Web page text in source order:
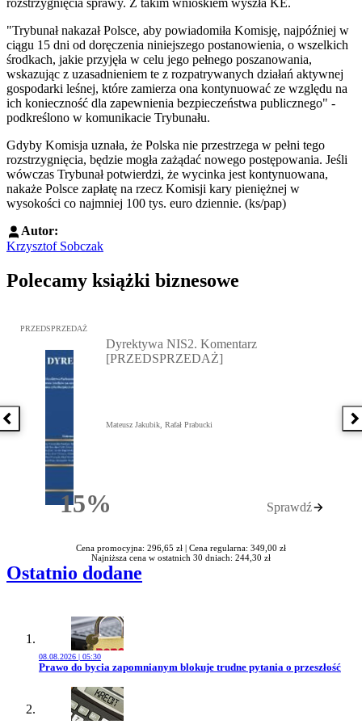
"Trybunał nakazał Polsce, aby powiadomiła Komisję, najpóźniej w
ciągu 15 dni od doręczenia niniejszego postanowienia, o wszelkich
środkach, jakie przyjęła w celu jego pełnego poszanowania,
wskazując z uzasadnieniem te z rozpatrywanych działań aktywnej
gospodarki leśnej, które zamierza ona kontynuować ze względu na
ich konieczność dla zapewnienia bezpieczeństwa publicznego" -
podkreślono w komunikacie Trybunału.
Gdyby Komisja uznała, że Polska nie przestrzega w pełni tego
rozstrzygnięcia, będzie mogła zażądać nowego postępowania. Jeśli
wówczas Trybunał potwierdzi, że wycinka jest kontynuowana,
nakaże Polsce zapłatę na rzecz Komisji kary pieniężnej w
wysokości co najmniej 100 tys. euro dziennie. (ks/pap)
Autor:
Krzysztof Sobczak
Polecamy książki biznesowe
Poprzednia książka
Przejdź do: Dyrektywa NIS2. Komentarz [PRZEDSPRZEDAŻ],
PRZEDSPRZEDAŻ
15%Rabatu
Dyrektywa NIS2. Komentarz
[PRZEDSPRZEDAŻ]
Mateusz Jakubik, Rafał Prabucki
Sprawdź
Cena promocyjna: 296,65 zł | Cena regularna: 349,00 zł
Najniższa cena w ostatnich 30 dniach: 244,30 zł
Ostatnio dodane
08.08.2026 | 05:30
Przejdź do artykułu:
Prawo do bycia zapomnianym blokuje trudne pytania o przeszłość